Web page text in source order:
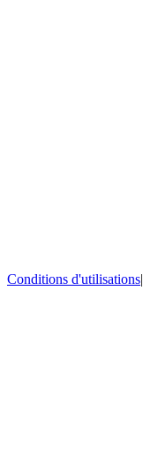
Conditions d'utilisations|